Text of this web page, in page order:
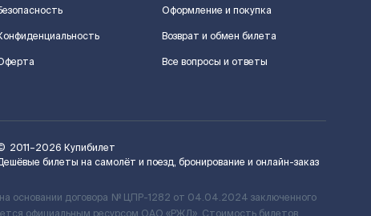
Оформление и покупка
Возврат и обмен билета
Все вопросы и ответы
2011–2026 Купибилет
билеты на самолёт и поезд, бронирование и онлайн-заказ
основании договора № ЦПР-1282 от 04.04.2024 заключенного